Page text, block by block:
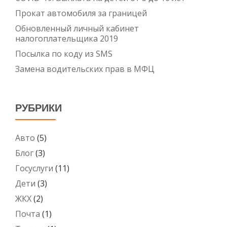
Прокат автомобиля за границей
Обновленный личный кабинет
налогоплательщика 2019
Посылка по коду из SMS
Замена водительских прав в МФЦ
РУБРИКИ
Авто (5)
Блог(3)
Госуслуги (11)
Дети (3)
ЖКХ(2)
Почта (1)